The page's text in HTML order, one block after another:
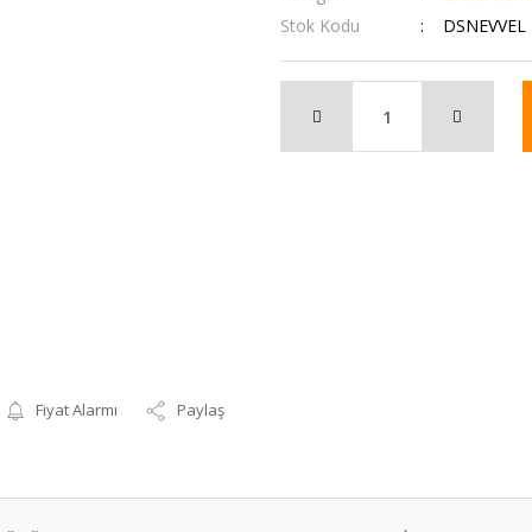
Fiyat Alarmı Paylaş
Stok Kodu
DSNEVVEL